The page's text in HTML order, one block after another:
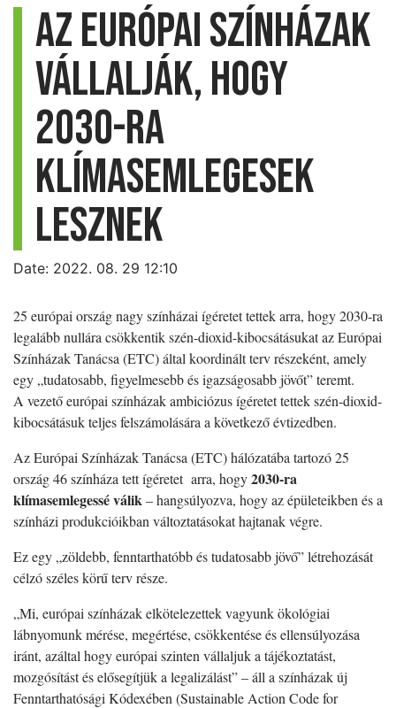
Az európai színházak
vállalják, hogy
2030-ra
klímasemlegesek
lesznek
Date: 2022. 08. 29 12:10
25 európai ország nagy színházai ígéretet tettek arra, hogy 2030-ra
legalább nullára csökkentik szén-dioxid-kibocsátásukat az Európai
Színházak Tanácsa (ETC) által koordinált terv részeként, amely
egy „tudatosabb, figyelmesebb és igazságosabb jövőt” teremt.
A vezető európai színházak ambiciózus ígéretet tettek szén-dioxid-
kibocsátásuk teljes felszámolására a következő évtizedben.
Az Európai Színházak Tanácsa (ETC) hálózatába tartozó 25
ország 46 színháza tett ígéretet arra, hogy2030-ra
klímasemlegessé válik– hangsúlyozva, hogy az épületeikben és a
színházi produkcióikban változtatásokat hajtanak végre.
Ez egy „zöldebb, fenntarthatóbb és tudatosabb jövő” létrehozását
célzó széles körű terv része.
„Mi, európai színházak elkötelezettek vagyunk ökológiai
lábnyomunk mérése, megértése, csökkentése és ellensúlyozása
iránt, azáltal hogy európai szinten vállaljuk a tájékoztatást,
mozgósítást és elősegítjük a legalizálást” – áll a színházak új
Fenntarthatósági Kódexében (Sustainable Action Code for